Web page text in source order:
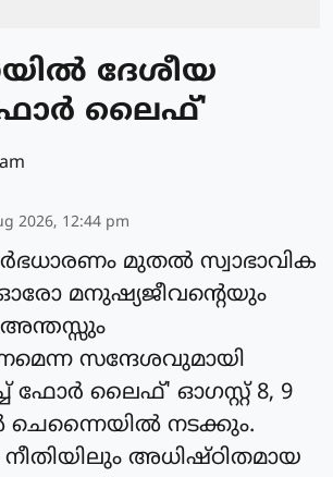
ദേശീയ
ഫോർ ലൈഫ്'
2026, 12:44 pm
മുതൽ സ്വാഭാവിക
മനുഷ്യജീവന്റെയും
സന്ദേശവുമായി
ഫോർ ലൈഫ്' ഓഗസ്റ്റ് 8, 9
ചെന്നൈയിൽ നടക്കും.
അധിഷ്ഠിതമായ